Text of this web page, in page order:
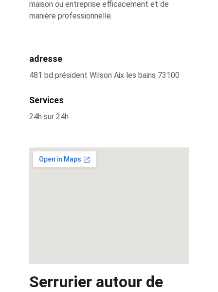
maison ou entreprise efficacement et de
manière professionnelle.
adresse
481 bd président Wilson Aix les bains 73100
Services
24h sur 24h
Serrurier autour de